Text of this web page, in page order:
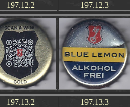
197.12.2 197.12.3
197.13.2 197.13.3